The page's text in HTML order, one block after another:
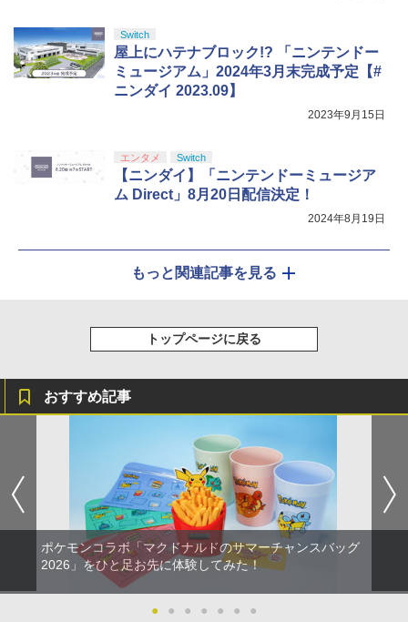
Switch
屋上にハテナブロック!? 「ニンテンドー
ミュージアム」2024年3月末完成予定【#
ニンダイ 2023.09】
2023年9月15日
エンタメ Switch
【ニンダイ】「ニンテンドーミュージア
ム Direct」8月20日配信決定！
2024年8月19日
もっと関連記事を見る
トップページに戻る
おすすめ記事
ポケモンコラボ「マクドナルドのサマーチャンスバッグ
2026」をひと足お先に体験してみた！
● ● ● ● ● ● ●